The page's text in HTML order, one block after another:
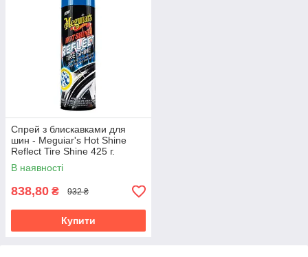
Спрей з блискавками для
шин - Meguiar's Hot Shine
Reflect Tire Shine 425 г.
(G18715)
В наявності
838,80 ₴ 932 ₴
Купити